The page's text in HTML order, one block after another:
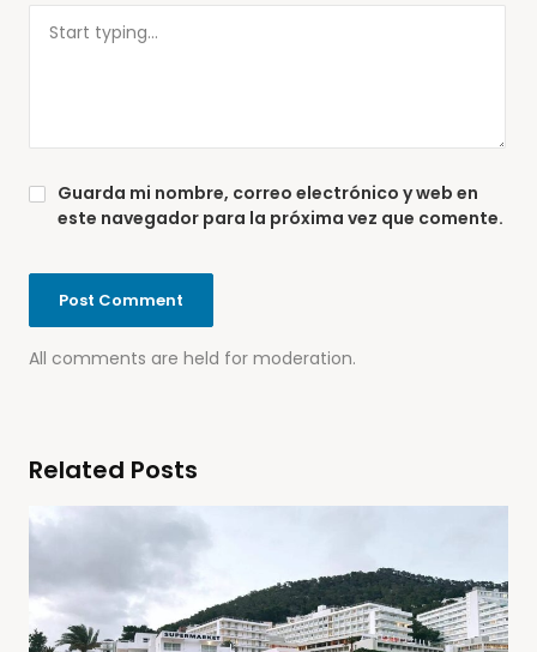
All comments are held for moderation.
Guarda mi nombre, correo electrónico y web en
este navegador para la próxima vez que comente.
Related Posts